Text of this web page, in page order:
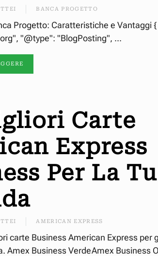
BANCA PROGETTO
Progetto: Caratteristiche e Vantaggi
"@type": "BlogPosting", ...
Carte
Express
Per La
AMERICAN EXPRESS
carte Business American Express per
Amex Business VerdeAmex Business